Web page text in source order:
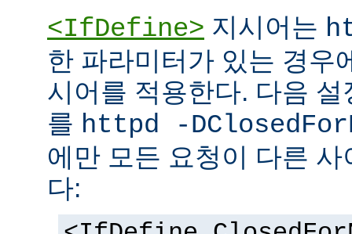
<IfDefine> 지시어는
한 파라미터가 있는 경우
시어를 적용한다. 다음
를 httpd -
에만 모든 요청이 다른
다: